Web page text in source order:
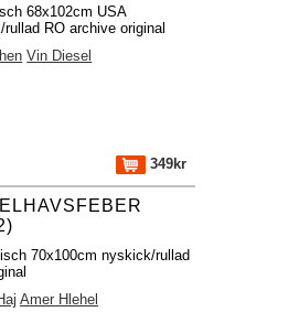
68x102cm USA
RO archive original
Vin Diesel
349kr
70x100cm nyskick/rullad
Amer Hlehel